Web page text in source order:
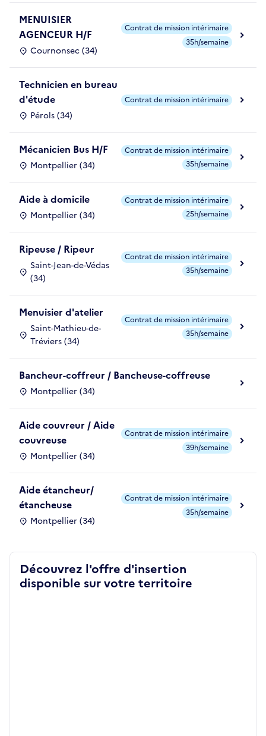
MENUISIER
AGENCEUR H/F
Cournonsec (34)
Contrat de mission intérimaire
35h/semaine
Technicien en bureau
d'étude
Pérols (34)
Contrat de mission intérimaire
Mécanicien Bus H/F
Montpellier (34)
Contrat de mission intérimaire
35h/semaine
Aide à domicile
Montpellier (34)
Contrat de mission intérimaire
25h/semaine
Ripeuse / Ripeur
Saint-Jean-de-Védas
(34)
Contrat de mission intérimaire
35h/semaine
Menuisier d'atelier
Saint-Mathieu-de-
Tréviers (34)
Contrat de mission intérimaire
35h/semaine
Bancheur-coffreur / Bancheuse-coffreuse
Montpellier (34)
Aide couvreur / Aide
couvreuse
Montpellier (34)
Contrat de mission intérimaire
39h/semaine
Aide étancheur/
étancheuse
Montpellier (34)
Contrat de mission intérimaire
35h/semaine
Découvrez l'offre d'insertion
disponible sur votre territoire